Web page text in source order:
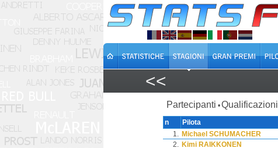
<<
Partecipanti •Qualificazioni
n Pilota
1. Michael SCHUMACHER
2. Kimi RAIKKONEN